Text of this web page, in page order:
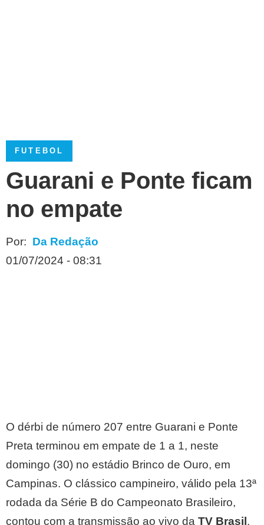
FUTEBOL
Guarani e Ponte ficam
no empate
Por: Da Redação
01/07/2024 - 08:31
O dérbi de número 207 entre Guarani e Ponte
Preta terminou em empate de 1 a 1, neste
domingo (30) no estádio Brinco de Ouro, em
Campinas. O clássico campineiro, válido pela 13ª
rodada da Série B do Campeonato Brasileiro,
contou com a transmissão ao vivo da TV Brasil .